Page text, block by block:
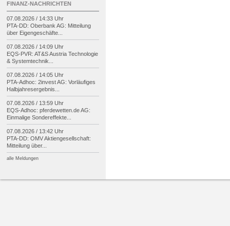
FINANZ-NACHRICHTEN
07.08.2026 / 14:33 Uhr
PTA-DD: Oberbank AG: Mitteilung
über Eigengeschäfte...
07.08.2026 / 14:09 Uhr
EQS-PVR: AT&S Austria Technologie
& Systemtechnik...
07.08.2026 / 14:05 Uhr
PTA-Adhoc: 2invest AG: Vorläufiges
Halbjahresergebnis...
07.08.2026 / 13:59 Uhr
EQS-Adhoc: pferdewetten.de AG:
Einmalige Sondereffekte...
07.08.2026 / 13:42 Uhr
PTA-DD: OMV Aktiengesellschaft:
Mitteilung über...
alle Meldungen